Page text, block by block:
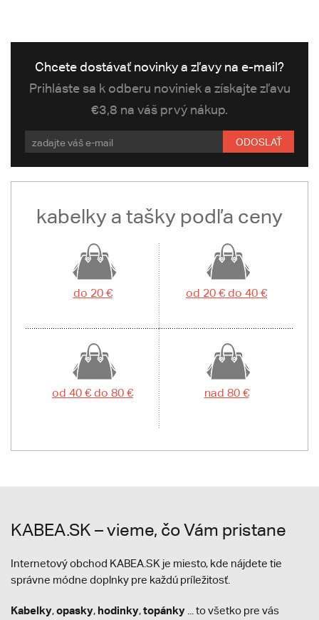
Chcete dostávať novinky a zľavy na e-mail?
Prihláste sa k odberu noviniek a získajte zľavu
€3,8 na váš prvý nákup.
ODOSLAŤ
kabelky a tašky podľa ceny
do 20 € od 20 € do 40 €
od 40 € do 80 € nad 80 €
KABEA.SK – vieme, čo Vám pristane
Internetový obchod KABEA.SK je miesto, kde nájdete tie
správne módne doplnky pre každú príležitosť.
Kabelky,opasky, hodinky,topánky ... to všetko pre vás